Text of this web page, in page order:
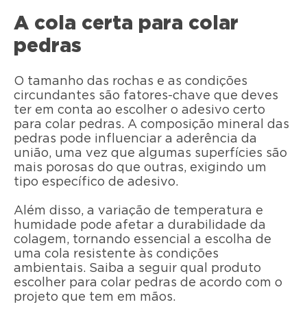
A cola certa para colar
pedras
O tamanho das rochas e as condições
circundantes são fatores-chave que deves
ter em conta ao escolher o adesivo certo
para colar pedras. A composição mineral das
pedras pode influenciar a aderência da
união, uma vez que algumas superfícies são
mais porosas do que outras, exigindo um
tipo específico de adesivo.
Além disso, a variação de temperatura e
humidade pode afetar a durabilidade da
colagem, tornando essencial a escolha de
uma cola resistente às condições
ambientais. Saiba a seguir qual produto
escolher para colar pedras de acordo com o
projeto que tem em mãos.